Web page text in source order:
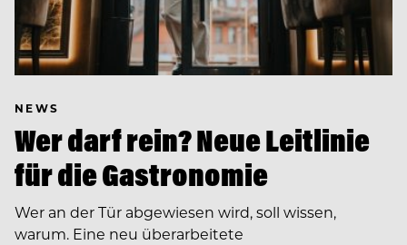
NEWS
Wer darf rein? Neue Leitlinie
für die Gastronomie
Wer an der Tür abgewiesen wird, soll wissen,
warum. Eine neu überarbeitete